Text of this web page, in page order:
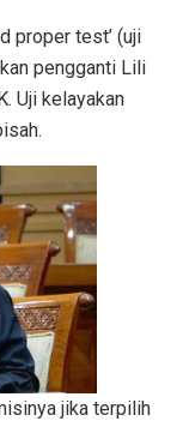
proper test’ (uji
pengganti Lili
Uji kelayakan
jika terpilih